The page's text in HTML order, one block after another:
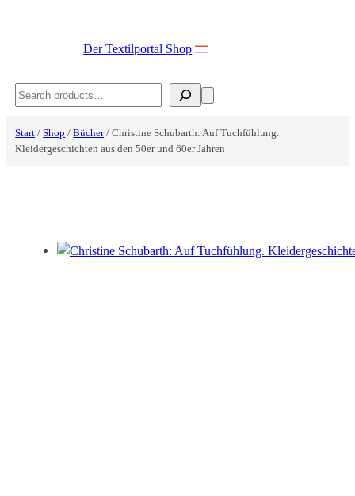
Der Textilportal Shop
Search
Start /Shop /Bücher/ Christine Schubarth: Auf Tuchfühlung.
Kleidergeschichten aus den 50er und 60er Jahren